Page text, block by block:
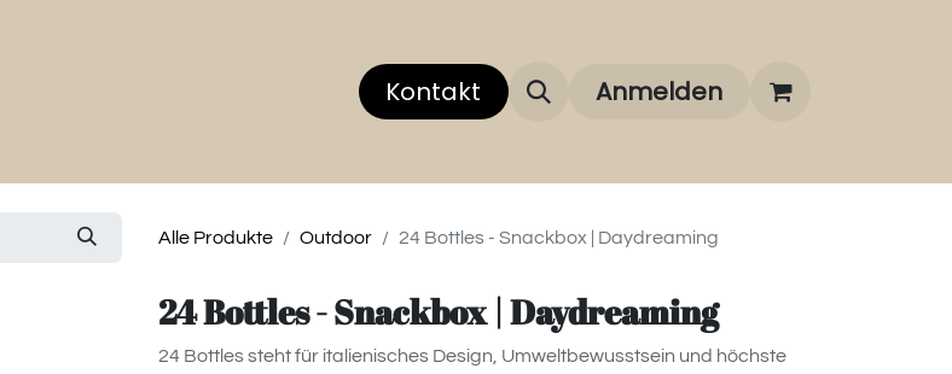
Über uns Über unsere Marken FAQ
Kontakt Anmelden
Alle Produkte Outdoor 24 Bottles - Snackbox | Daydreaming
24 Bottles - Snackbox | Daydreaming
24 Bottles steht für italienisches Design, Umweltbewusstsein und höchste